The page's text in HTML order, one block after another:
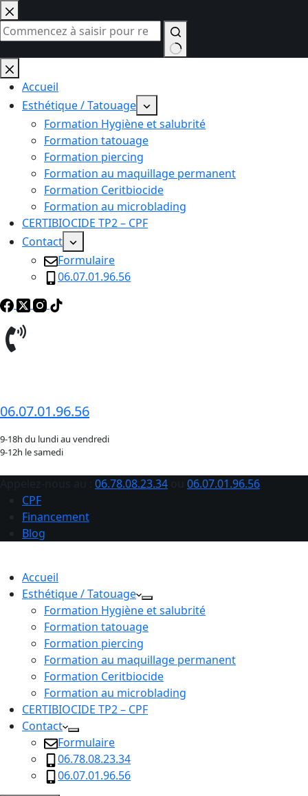
Passer
au
contenu
Aucun
résultatAccueil
Esthétique / Tatouage
Formation Hygiène et salubrité
Formation tatouage
Formation piercing
Formation au maquillage permanent
Formation Ceritbiocide
Formation au microblading
CERTIBIOCIDE TP2 – CPF
Contact
Formulaire
06.07.01.96.56
06.07.01.96.56
9-18h du lundi au vendredi
9-12h le samedi
06.78.08.23.34
06.07.01.96.56
CPF
Financement
Blog
Accueil
Esthétique / Tatouage
Formation Hygiène et salubrité
Formation tatouage
Formation piercing
Formation au maquillage permanent
Formation Ceritbiocide
Formation au microblading
CERTIBIOCIDE TP2 – CPF
Contact
Formulaire
06.78.08.23.34
06.07.01.96.56